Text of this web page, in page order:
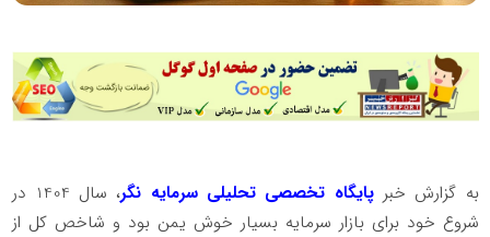
به گزارش خبرپایگاه تخصصی تحلیلی سرمایه نگر
، سال 1404 در
شروع خود برای بازار سرمایه بسیار خوش یمن بود و شاخص کل از